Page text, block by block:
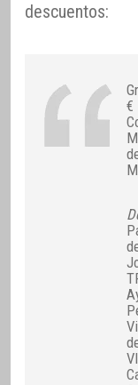
descuentos:
€